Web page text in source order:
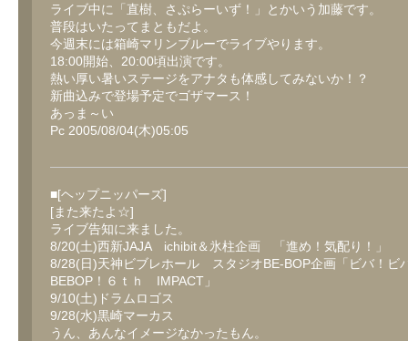
ライブ中に「直樹、さぷらーいず！」とかいう加藤です。
普段はいたってまともだよ。
今週末には箱崎マリンブルーでライブやります。
18:00開始、20:00頃出演です。
熱い厚い暑いステージをアナタも体感してみないか！？
新曲込みで登場予定でゴザマース！
あっま～い
Pc 2005/08/04(木)05:05
■[ヘップニッパーズ]
[また来たよ☆]
ライブ告知に来ました。
8/20(土)西新JAJA ichibit＆氷柱企画 「進め！気配り！」
8/28(日)天神ビブレホール スタジオBE-BOP企画「ビバ！ビ
BEBOP！６ｔｈ IMPACT」
9/10(土)ドラムロゴス
9/28(水)黒崎マーカス
うん、あんなイメージなかったもん。